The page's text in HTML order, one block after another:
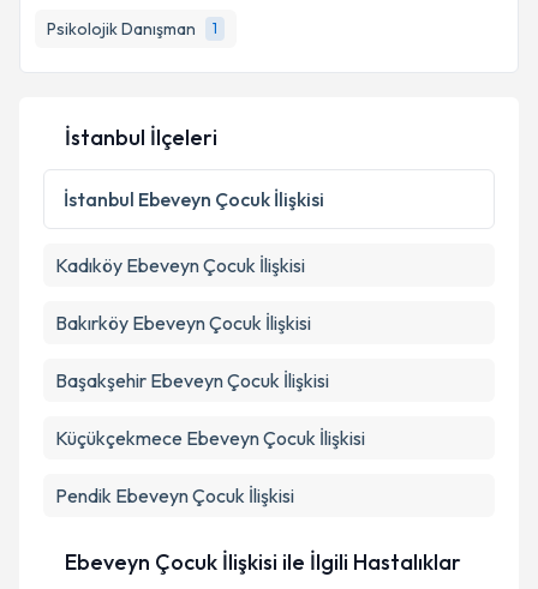
Psikolojik Danışman
1
İstanbul İlçeleri
İstanbul Ebeveyn Çocuk İlişkisi
Kadıköy Ebeveyn Çocuk İlişkisi
Bakırköy Ebeveyn Çocuk İlişkisi
Başakşehir Ebeveyn Çocuk İlişkisi
Küçükçekmece Ebeveyn Çocuk İlişkisi
Pendik Ebeveyn Çocuk İlişkisi
Ebeveyn Çocuk İlişkisi ile İlgili Hastalıklar